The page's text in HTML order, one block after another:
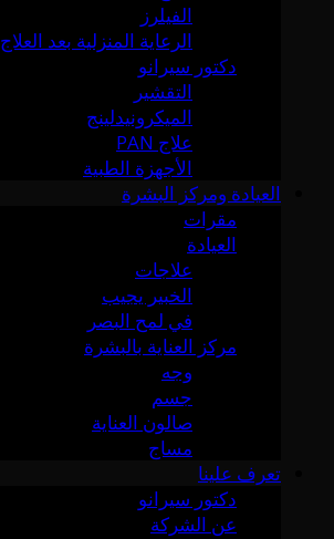
الفيلرز
الرعاية المنزلية بعد العلاج
دكتور سيرانو
التقشير
الميكرونيدلينج
علاج PAN
الأجهزة الطبية
العيادة ومركز البشرة
مقرات
العيادة
علاجات
الخبير يجيب
في لمح البصر
مركز العناية بالبشرة
وجه
جسم
صالون العناية
مساج
تعرف علينا
دكتور سيرانو
عن الشركة